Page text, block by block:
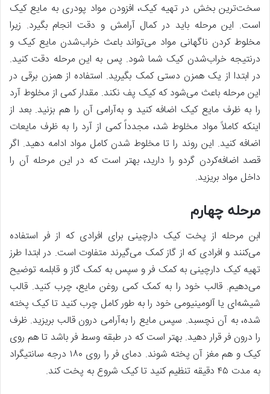
سخت‌ترین بخش در تهیه کیک، افزودن مواد پودری به مایع کیک
است. این مرحله باید در کمال آرامش و دقت انجام بگیرد. زیرا
مخلوط کردن ناگهانی مواد می‌تواند باعث خراب‌شدن مایع کیک و
درنتیجه خراب‌شدن کیک شما شود. پس به این مرحله دقت کنید.
در ابتدا از یک همزن دستی کمک بگیرید. استفاده از همزن برقی در
این مرحله باعث می‌شود که کیک پف نکند. مقدار کمی از مخلوط آرد
را به ظرف مایع کیک اضافه کنید و به‌آرامی آن را هم بزنید. بعد از
اینکه کاملاً مواد مخلوط شد، مجدداً کمی از آرد را به ظرف مایعات
اضافه کنید. این روند را تا مخلوط شدن کامل مواد ادامه دهید. اگر
قصد اضافه‌کردن گردو را دارید، بهتر است که در این مرحله آن را
داخل مواد بریزید.
مرحله چهارم
ابن مرحله از پخت کیک دارچینی برای افرادی که از فر استفاده
می‌کنند و افرادی که از گاز کمک می‌گیرند متفاوت است. در ابتدا طرز
تهیه کیک دارچینی به کمک فر و سپس به کمک گاز و قابلمه توضیح
می‌دهیم. قالب خود را به کمک کمی روغن مایع، چرب کنید. قالب
شیشه‌ای یا آلومینیومی خود را به طور کامل چرب کنید تا کیک پخته
شده، به آن نچسبد. سپس مایع را به‌آرامی درون قالب بریزید. ظرف
را درون فر قرار دهید. بهتر است که در طبقه وسط فر باشد تا هم روی
کیک و هم مغز آن پخته شوند. دمای فر را روی ۱۸۰ درجه سانتیگراد
به مدت ۴۵ دقیقه تنظیم کنید تا کیک شروع به پخت کند.